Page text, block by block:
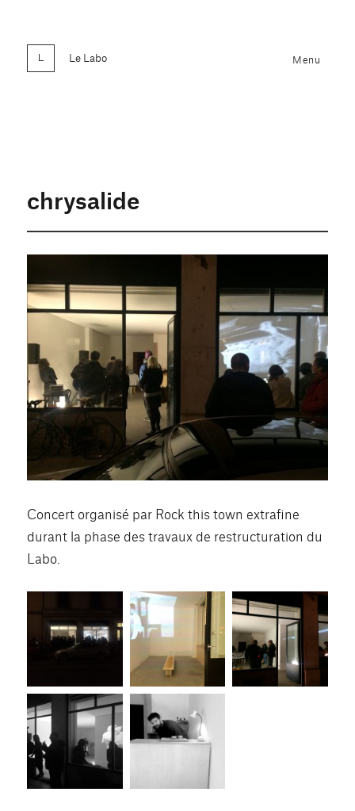
Le Labo Menu
chrysalide
Concert organisé par Rock this town extrafine
durant la phase des travaux de restructuration du
Labo.